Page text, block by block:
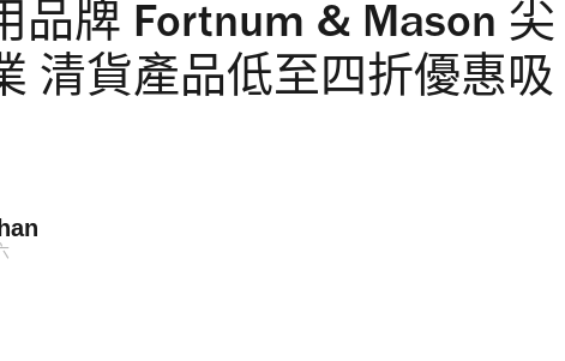
品牌 Fortnum & Mason 尖
清貨產品低至四折優惠吸